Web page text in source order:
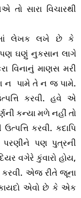
તો સારા વિચારથી
લેખક લખે છે કે
પણ ઘણું નુકસાન લાગે
વિનાનું માણસ મરી
ન પામે તે ન જ પામે.
કરવી. હવે એ
કન્યા મળે નહીં તો
કરવી. કદાપિ
પરણીને પણ પુત્રની
વગેરે કુંવારો હોય,
કરવી. એજ રીતે જૂના
એવો છે કે એક